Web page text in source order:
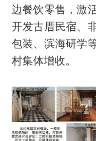
边餐饮零售，激
开发古厝民宿、
包装、滨海研学
村集体增收。